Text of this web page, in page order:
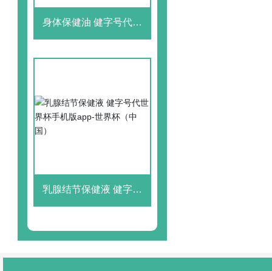
身体保健油 健字号代世
乳腺结节保健液 健字号